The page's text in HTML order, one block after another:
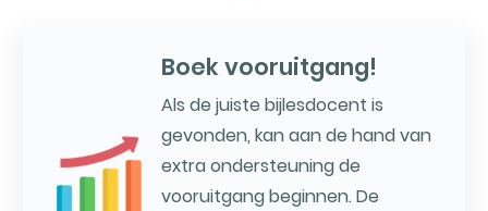
Boek vooruitgang!
Als de juiste bijlesdocent is
gevonden, kan aan de hand van
extra ondersteuning de
vooruitgang beginnen. De